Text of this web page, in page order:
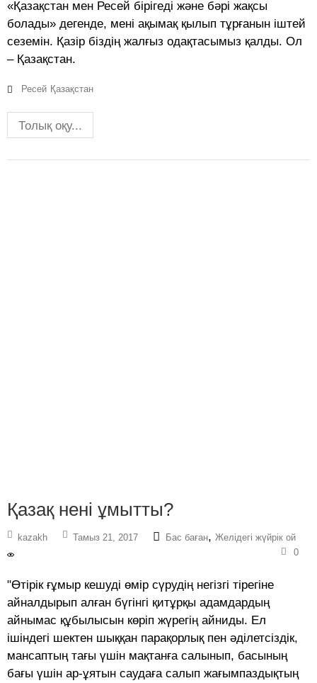
«Қазақстан мен Ресей бірігеді және бәрі жақсы
болады» дегенде, мені ақымақ қылып тұрғанын іштей
сеземін. Қазір біздің жалғыз одақтасымыз қалды. Ол
– Қазақстан.
Ресей Қазақстан
Толық оқу...
Қазақ нені ұмытты?
kazakh Тамыз 21, 2017 Бас баған, Желідегі жүйрік ой
0
"Өтірік ғұмыр кешуді өмір сүрудің негізгі тірегіне
айналдырып алған бүгінгі қитұрқы адамдардың
айнымас құбылысын көріп жүрегің айниды. Ел
ішіндегі шектен шыққан парақорлық пен әділетсіздік,
мансаптың тағы үшін мақтанға салынып, басының
бағы үшін ар-ұятын саудаға салып жағымпаздықтың